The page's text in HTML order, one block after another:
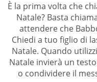
È la prima volta che
Natale? Basta
attendere che
Chiedi a tuo figlio di
Natale. Quando
Natale invierà un
o condividere il